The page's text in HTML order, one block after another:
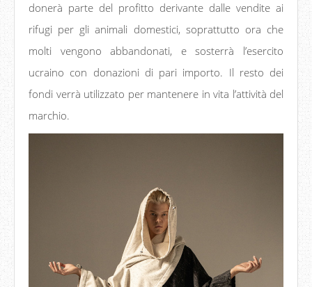
donerà parte del profitto derivante dalle vendite ai
rifugi per gli animali domestici, soprattutto ora che
molti vengono abbandonati, e sosterrà l’esercito
ucraino con donazioni di pari importo. Il resto dei
fondi verrà utilizzato per mantenere in vita l’attività del
marchio.